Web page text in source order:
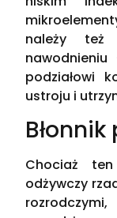
należy też
podziałowi
ustroju i
Chociaż
odżywczy